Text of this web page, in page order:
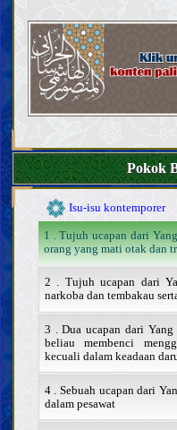
Pokok
Hajr (melarang
Pekerjaan dan bisnis
Kontrak dan transaksi
Pernikahan, hijab,
Wasiat dan warisan
Orang meninggal
Isu-isu kontemporer
1 . Tujuh ucapan dari
orang yang mati otak dan
2 . Tujuh ucapan dari
narkoba dan tembakau
3 . Dua ucapan dari Yang
beliau membenci
kecuali dalam keadaan
4 . Sebuah ucapan dari
dalam pesawat